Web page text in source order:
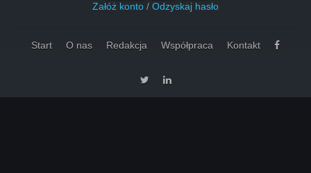
Załóż konto / Odzyskaj hasło
Start O nas Redakcja Współpraca Kontakt